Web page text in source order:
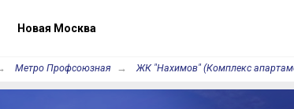
Новая Москва
Метро Профсоюзная ЖК "Нахимов" (Комплекс